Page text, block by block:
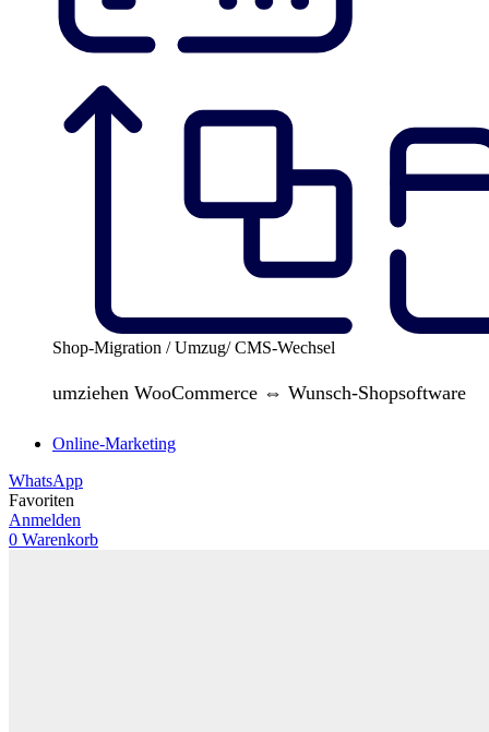
Shop-Migration / Umzug/ CMS-Wechsel
umziehen WooCommerce ⇔ Wunsch-Shopsoftware
Online-Marketing
WhatsApp
Favoriten
Anmelden
0 Warenkorb